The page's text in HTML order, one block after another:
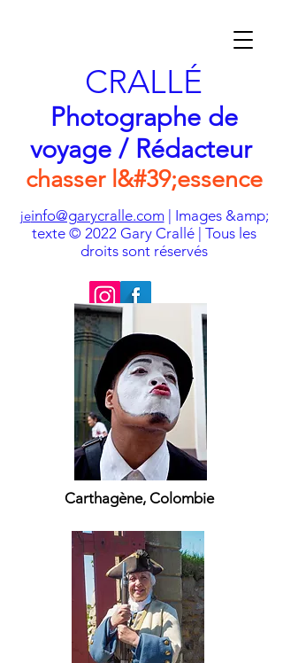
CRALLÉ
Photographe de
voyage / Rédacteur
chasser l&#39;essence
jeinfo@garycralle.com| Images &amp;
texte © 2022 Gary Crallé | Tous les
droits sont réservés
Carthagène, Colombie